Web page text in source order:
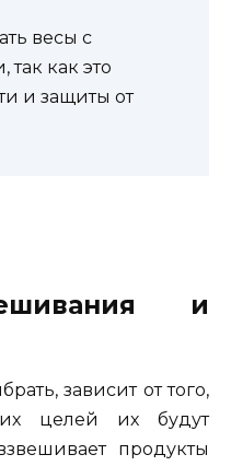
весы с
как это
и защиты от
и
зависит от того,
целей их будут
продукты